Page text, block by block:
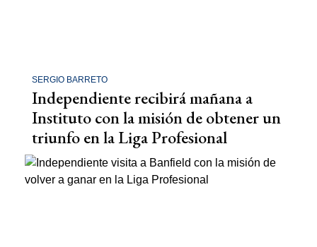
SERGIO BARRETO
Independiente recibirá mañana a
Instituto con la misión de obtener un
triunfo en la Liga Profesional